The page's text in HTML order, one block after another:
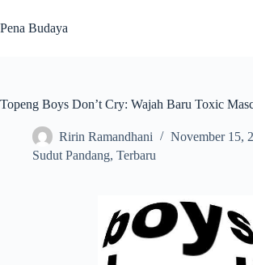
to
content
Pena Budaya
Topeng Boys Don’t Cry: Wajah Baru Toxic
Ririn Ramandhani
November 15,
Sudut Pandang, Terbaru